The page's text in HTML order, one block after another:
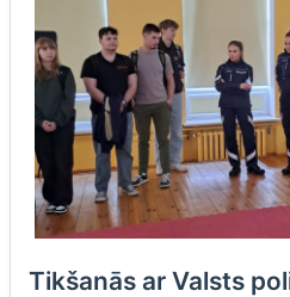
Tikšanās ar Valsts